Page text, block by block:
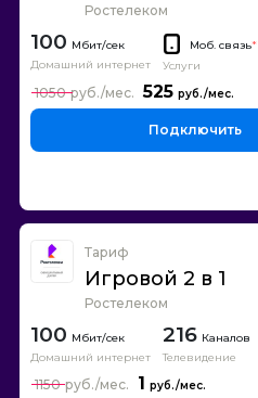
Ростелеком
100
Домашний интернет
Моб. связь*
Услуги
525
1050
Подключить
Тариф
Игровой 2 в 1
Ростелеком
100
Домашний интернет
216 Каналов
Телевидение
1
1150